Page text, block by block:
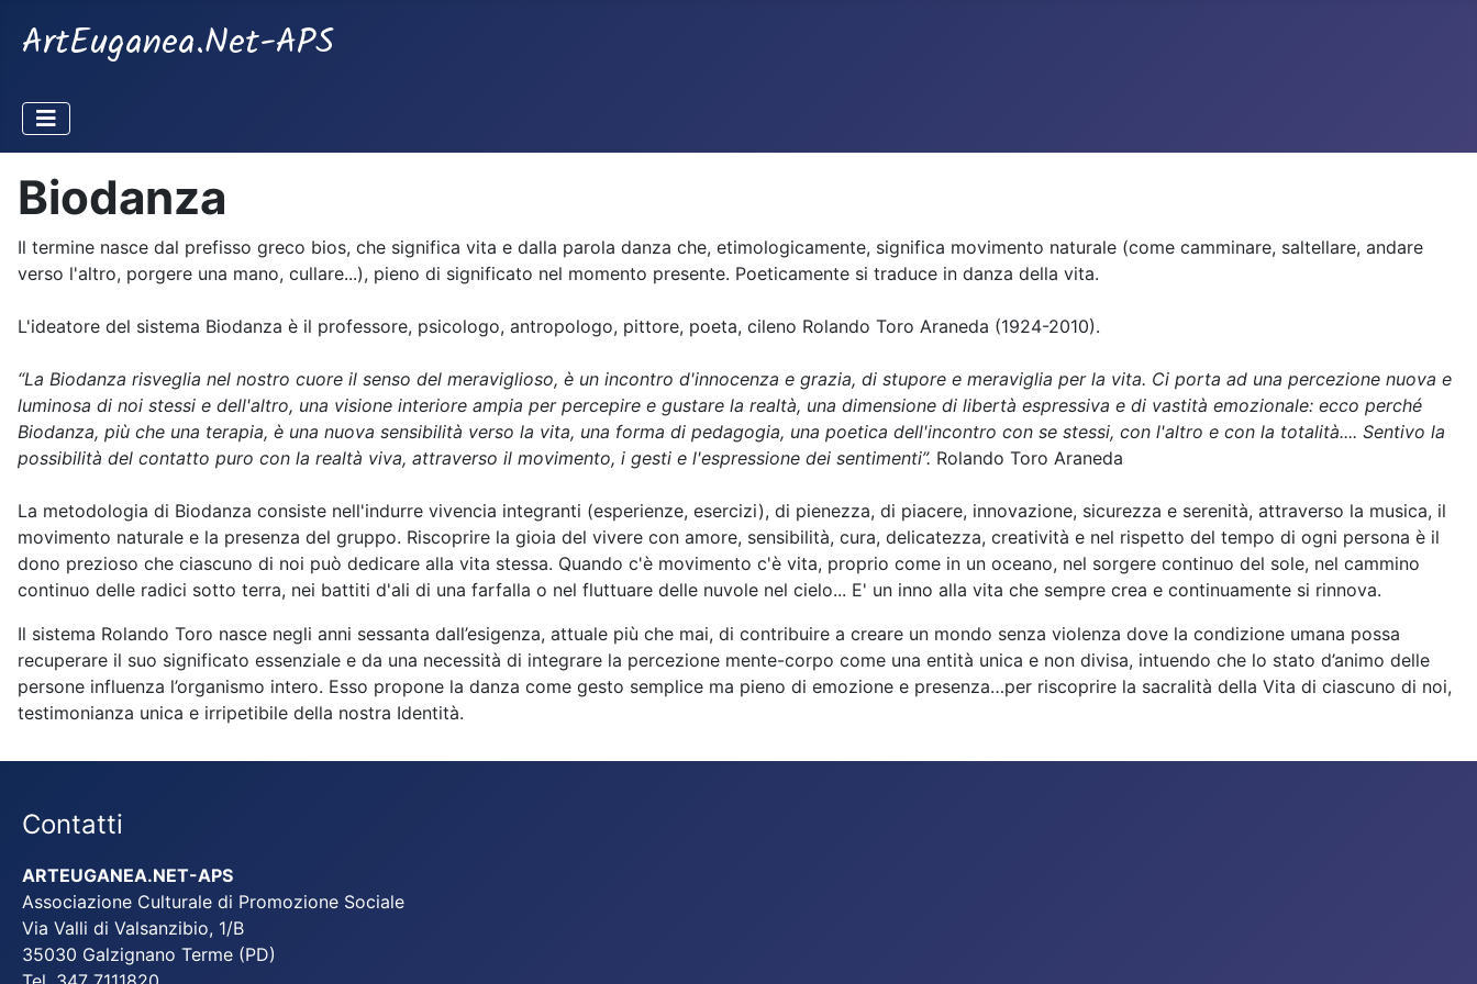
ArtEuganea.Net-APS
Biodanza
Il termine nasce dal prefisso greco bios, che significa vita e dalla parola danza che, etimologicamente, significa movimento naturale (come camminare, saltellare, andare
verso l'altro, porgere una mano, cullare...), pieno di significato nel momento presente. Poeticamente si traduce in danza della vita.
L'ideatore del sistema Biodanza è il professore, psicologo, antropologo, pittore, poeta, cileno Rolando Toro Araneda (1924-2010).
“La Biodanza risveglia nel nostro cuore il senso del meraviglioso, è un incontro d'innocenza e grazia, di stupore e meraviglia per la vita. Ci porta ad una percezione nuova e
luminosa di noi stessi e dell'altro, una visione interiore ampia per percepire e gustare la realtà, una dimensione di libertà espressiva e di vastità emozionale: ecco perché
Biodanza, più che una terapia, è una nuova sensibilità verso la vita, una forma di pedagogia, una poetica dell'incontro con se stessi, con l'altro e con la totalità.... Sentivo la
possibilità del contatto puro con la realtà viva, attraverso il movimento, i gesti e l'espressione dei sentimenti”. Rolando Toro Araneda
La metodologia di Biodanza consiste nell'indurre vivencia integranti (esperienze, esercizi), di pienezza, di piacere, innovazione, sicurezza e serenità, attraverso la musica, il
movimento naturale e la presenza del gruppo. Riscoprire la gioia del vivere con amore, sensibilità, cura, delicatezza, creatività e nel rispetto del tempo di ogni persona è il
dono prezioso che ciascuno di noi può dedicare alla vita stessa. Quando c'è movimento c'è vita, proprio come in un oceano, nel sorgere continuo del sole, nel cammino
continuo delle radici sotto terra, nei battiti d'ali di una farfalla o nel fluttuare delle nuvole nel cielo... E' un inno alla vita che sempre crea e continuamente si rinnova.
Il sistema Rolando Toro nasce negli anni sessanta dall’esigenza, attuale più che mai, di contribuire a creare un mondo senza violenza dove la condizione umana possa
recuperare il suo significato essenziale e da una necessità di integrare la percezione mente-corpo come una entità unica e non divisa, intuendo che lo stato d’animo delle
persone influenza l’organismo intero. Esso propone la danza come gesto semplice ma pieno di emozione e presenza…per riscoprire la sacralità della Vita di ciascuno di noi,
testimonianza unica e irripetibile della nostra Identità.
Contatti
ARTEUGANEA.NET-APS
Associazione Culturale di Promozione Sociale
Via Valli di Valsanzibio, 1/B
35030 Galzignano Terme (PD)